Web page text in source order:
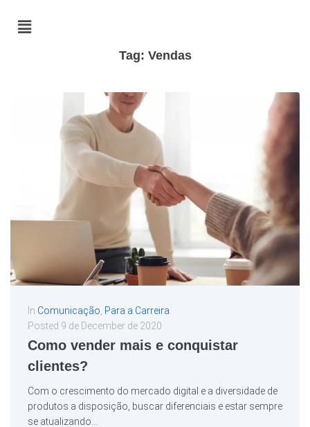
Tag: Vendas
In Comunicação Para a Carreira
Posted 9 de December de 2020
Como vender mais e conquistar
clientes?
Com o crescimento do mercado digital e a diversidade de
produtos a disposição, buscar diferenciais e estar sempre
se atualizando...